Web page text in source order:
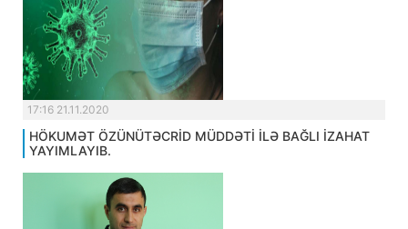
17:16 21.11.2020
HÖKUMƏT ÖZÜNÜTƏCRİD MÜDDƏTİ İLƏ BAĞLI İZAHAT
YAYIMLAYIB.